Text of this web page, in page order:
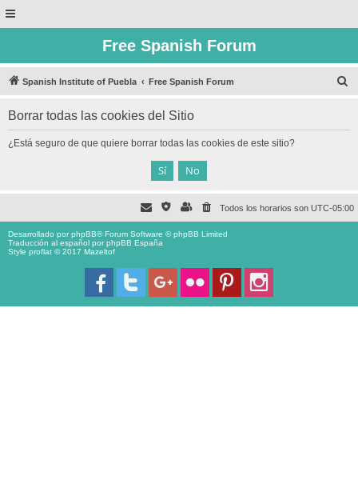
Free Spanish Forum
Spanish Institute of Puebla Free Spanish Forum
Borrar todas las cookies del Sitio
¿Está seguro de que quiere borrar todas las cookies de este sitio?
Todos los horarios son UTC-05:00
Desarrollado porphpBB® Forum Software © phpBB Limited
Traducción al español porphpBB España
Style proflat © 2017 Mazeltof